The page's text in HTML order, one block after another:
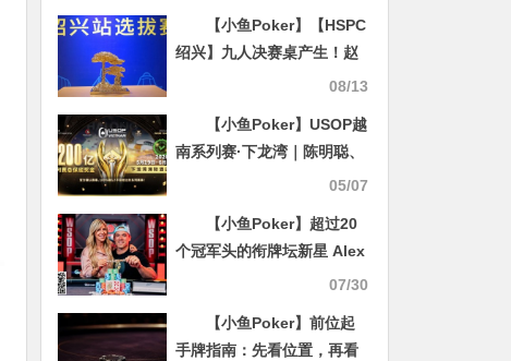
【小鱼Poker】【HSPC
绍兴】九人决赛桌产生！赵
威领衔众人明日争夺冠军奖
08/13
【小鱼Poker】USOP越
南系列赛·下龙湾｜陈明聪、
胡金龙确认出席豪客赛系
国争光！
05/07
【小鱼Poker】超过20
个冠军头的衔牌坛新星 Alex
07/30
【小鱼Poker】前位起
手牌指南：先看位置，再看